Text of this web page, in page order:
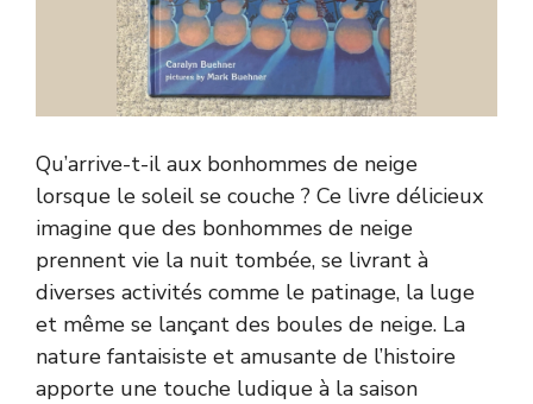
Qu’arrive-t-il aux bonhommes de neige
lorsque le soleil se couche ? Ce livre délicieux
imagine que des bonhommes de neige
prennent vie la nuit tombée, se livrant à
diverses activités comme le patinage, la luge
et même se lançant des boules de neige. La
nature fantaisiste et amusante de l’histoire
apporte une touche ludique à la saison